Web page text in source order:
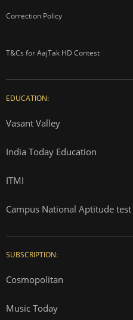
Correction Policy
T&Cs for AajTak HD Contest
EDUCATION:
Vasant Valley
India Today Education
ITMI
Campus National Aptitude test
SUBSCRIPTION:
Cosmopolitan
Music Today